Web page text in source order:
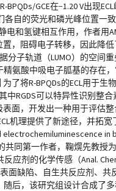
GCE在−1.20 V出现
自的荧光和磷光峰位置一
和氢键相互作用，作者用
，阻碍电子转移，因此降
分子轨道（LUMO）的空间
氨酸中吸电子胍基的存在
为了将R-BPQDs的ECL用于
RGDS可以特异性识别整
面，开发出一种用于评估
机理提供了新途径，并拓
in
共同第一作者，鞠熀先教
应剂的化学传感（Anal.
面缺陷、自生共反应剂、共
后，该研究组设计合成了